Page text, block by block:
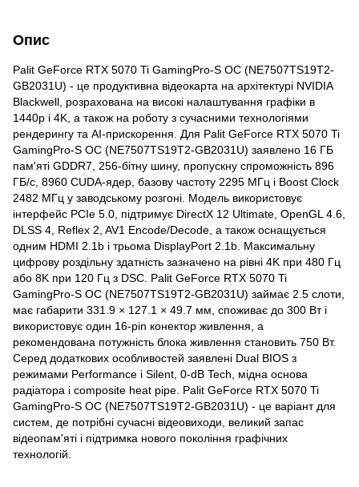
Опис
Palit GeForce RTX 5070 Ti GamingPro-S OC (NE7507TS19T2-
GB2031U) - це продуктивна відеокарта на архітектурі NVIDIA
Blackwell, розрахована на високі налаштування графіки в
1440p і 4K, а також на роботу з сучасними технологіями
рендерингу та AI-прискорення. Для Palit GeForce RTX 5070 Ti
GamingPro-S OC (NE7507TS19T2-GB2031U) заявлено 16 ГБ
пам'яті GDDR7, 256-бітну шину, пропускну спроможність 896
ГБ/с, 8960 CUDA-ядер, базову частоту 2295 МГц і Boost Clock
2482 МГц у заводському розгоні. Модель використовує
інтерфейс PCIe 5.0, підтримує DirectX 12 Ultimate, OpenGL 4.6,
DLSS 4, Reflex 2, AV1 Encode/Decode, а також оснащується
одним HDMI 2.1b і трьома DisplayPort 2.1b. Максимальну
цифрову роздільну здатність зазначено на рівні 4K при 480 Гц
або 8K при 120 Гц з DSC. Palit GeForce RTX 5070 Ti
GamingPro-S OC (NE7507TS19T2-GB2031U) займає 2.5 слоти,
має габарити 331.9 × 127.1 × 49.7 мм, споживає до 300 Вт і
використовує один 16-pin конектор живлення, а
рекомендована потужність блока живлення становить 750 Вт.
Серед додаткових особливостей заявлені Dual BIOS з
режимами Performance і Silent, 0-dB Tech, мідна основа
радіатора і composite heat pipe. Palit GeForce RTX 5070 Ti
GamingPro-S OC (NE7507TS19T2-GB2031U) - це варіант для
систем, де потрібні сучасні відеовиходи, великий запас
відеопам'яті і підтримка нового покоління графічних
технологій.